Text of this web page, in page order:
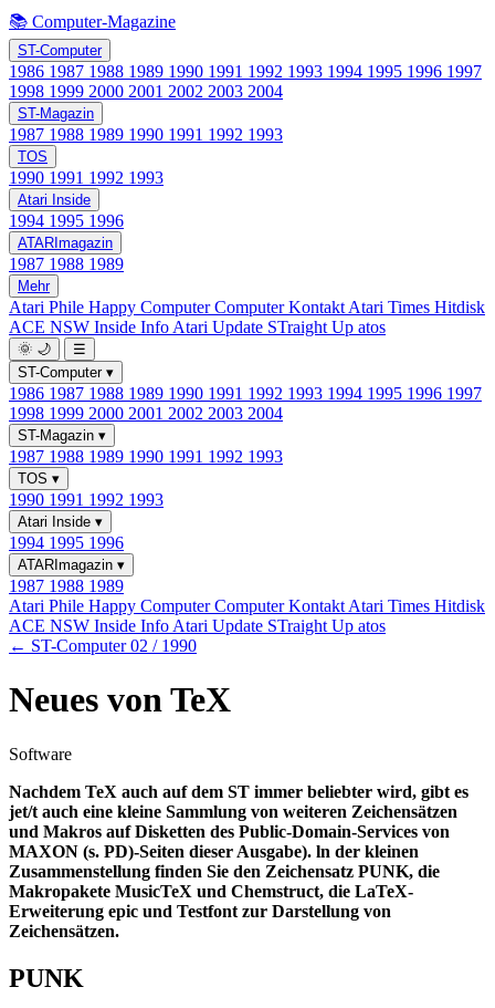
📚 Computer-Magazine
ST-Computer
1986 1987 1988 1989 1990 1991 1992 1993 1994 1995 1996 1997
1998 1999 2000 2001 2002 2003 2004
ST-Magazin
1987 1988 1989 1990 1991 1992 1993
TOS
1990 1991 1992 1993
Atari Inside
1994 1995 1996
ATARImagazin
1987 1988 1989
Mehr
Atari Phile Happy ComputerComputer Kontakt Atari Times Hitdisk
ACE NSW Inside Info Atari Update STraight Up atos
🌞 🌙
☰
ST-Computer ▾
1986 1987 1988 1989 1990 1991 1992 1993 1994 1995 1996 1997
1998 1999 2000 2001 2002 2003 2004
ST-Magazin ▾
1987 1988 1989 1990 1991 1992 1993
TOS ▾
1990 1991 1992 1993
Atari Inside ▾
1994 1995 1996
ATARImagazin ▾
1987 1988 1989
Atari Phile Happy ComputerComputer Kontakt Atari Times Hitdisk
ACE NSW Inside Info Atari Update STraight Up atos
← ST-Computer 02 / 1990
Neues von TeX
Software
Nachdem TeX auch auf dem ST immer beliebter wird, gibt es
jet/t auch eine kleine Sammlung von weiteren Zeichensätzen
und Makros auf Disketten des Public-Domain-Services von
MAXON (s. PD)-Seiten dieser Ausgabe). ln der kleinen
Zusammenstellung finden Sie den Zeichensatz PUNK, die
Makropakete MusicTeX und Chemstruct, die LaTeX-
Erweiterung epic und Testfont zur Darstellung von
Zeichensätzen.
PUNK